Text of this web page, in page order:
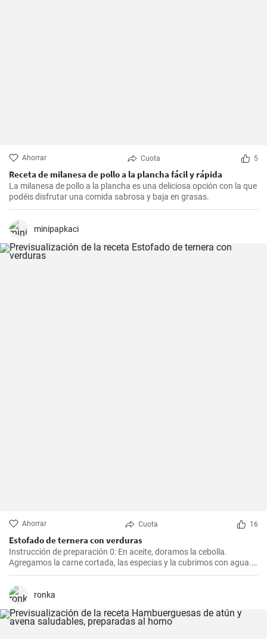
Ahorrar Cuota 5
Receta de milanesa de pollo a la plancha fácil y rápida
La milanesa de pollo a la plancha es una deliciosa opción con la que
podéis disfrutar una comida sabrosa y baja en grasas.
minipapkaci
Ahorrar Cuota 16
Estofado de ternera con verduras
Instrucción de preparación 0: En aceite, doramos la cebolla.
Agregamos la carne cortada, las especias y la cubrimos con agua.
Cocinamos hasta que esté tierna. Luego, agregamos las verduras,
el puré y cocinamos hasta que todo esté suave. Finalmente
agregamos la crema y dejamos que hierva.
ronka